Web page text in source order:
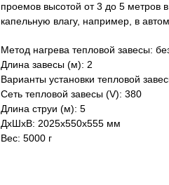
проемов высотой от 3 до 5
капельную влагу, например, в
Метод нагрева тепловой завесы:
Длина завесы (м): 2
Варианты установки тепловой
Сеть тепловой завесы (V): 380
Длина струи (м): 5
ДxШxВ: 2025x550x555 мм
Вес: 5000 г